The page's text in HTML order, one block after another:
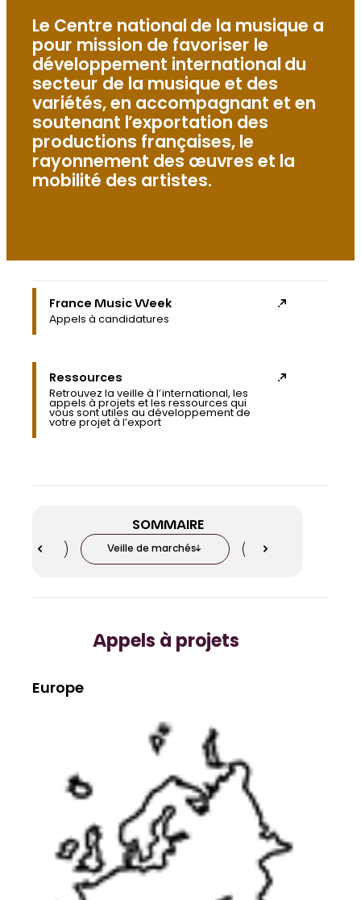
Le Centre national de la musique a
pour mission de favoriser le
développement international du
secteur de la musique et des
variétés, en accompagnant et en
soutenant l’exportation des
productions françaises, le
rayonnement des œuvres et la
mobilité des artistes.
France Music Week
Appels à candidatures
Ressources
Retrouvez la veille à l’international, les
appels à projets et les ressources qui
vous sont utiles au développement de
votre projet à l’export
SOMMAIRE
Veille de marchés
Appels à projets
Europe